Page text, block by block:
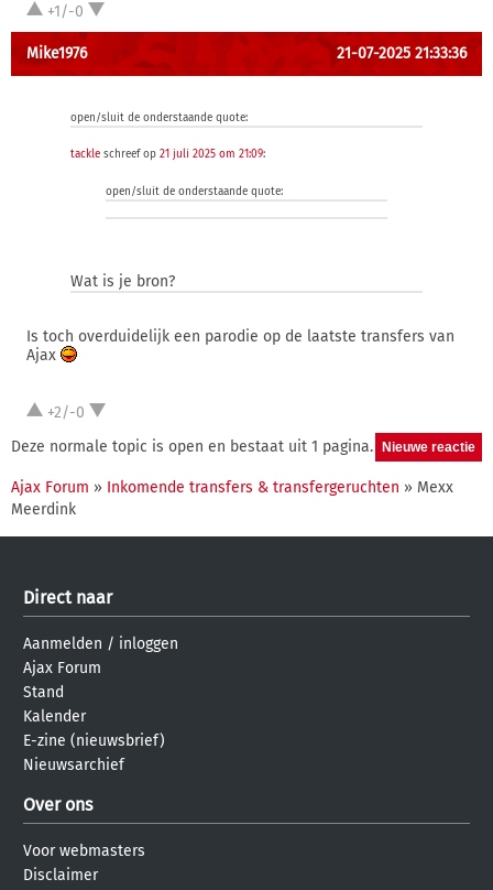
+1/-0
Mike1976 21-07-2025 21:33:36
open/sluit de onderstaande quote:
tackle schreef op 21 juli 2025 om 21:09:
open/sluit de onderstaande quote:
Wat is je bron?
Is toch overduidelijk een parodie op de laatste transfers van
Ajax
+2/-0
Deze normale topic is open en bestaat uit 1 pagina.
Ajax Forum » Inkomende transfers & transfergeruchten » Mexx
Meerdink
Direct naar
Aanmelden / inloggen
Ajax Forum
Stand
Kalender
E-zine (nieuwsbrief)
Nieuwsarchief
Over ons
Voor webmasters
Disclaimer